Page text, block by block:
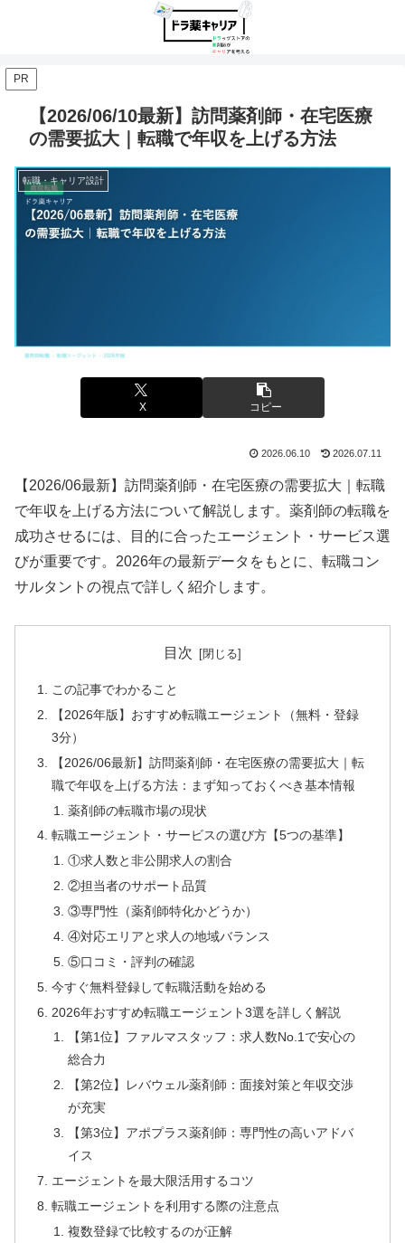
PR
【2026/06/10最新】訪問薬剤師・在宅医療
の需要拡大｜転職で年収を上げる方法
転職・キャリア設計
X コピー
2026.06.10 2026.07.11
【2026/06最新】訪問薬剤師・在宅医療の需要拡大｜転職
で年収を上げる方法について解説します。薬剤師の転職を
成功させるには、目的に合ったエージェント・サービス選
びが重要です。2026年の最新データをもとに、転職コン
サルタントの視点で詳しく紹介します。
目次
この記事でわかること
【2026年版】おすすめ転職エージェント（無料・登録
3分）
【2026/06最新】訪問薬剤師・在宅医療の需要拡大｜転
職で年収を上げる方法：まず知っておくべき基本情報
薬剤師の転職市場の現状
転職エージェント・サービスの選び方【5つの基準】
①求人数と非公開求人の割合
②担当者のサポート品質
③専門性（薬剤師特化かどうか）
④対応エリアと求人の地域バランス
⑤口コミ・評判の確認
今すぐ無料登録して転職活動を始める
2026年おすすめ転職エージェント3選を詳しく解説
【第1位】ファルマスタッフ：求人数No.1で安心の
総合力
【第2位】レバウェル薬剤師：面接対策と年収交渉
が充実
【第3位】アポプラス薬剤師：専門性の高いアドバ
イス
エージェントを最大限活用するコツ
転職エージェントを利用する際の注意点
複数登録で比較するのが正解